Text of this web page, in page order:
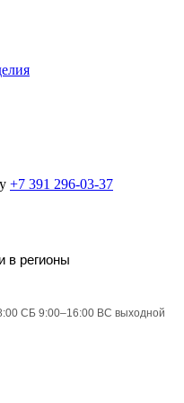
+7 391 296-03-37
в регионы
СБ 9:00–16:00 ВС выходной